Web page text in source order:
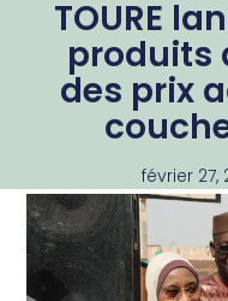
TOURE
produits
des prix
février 27,